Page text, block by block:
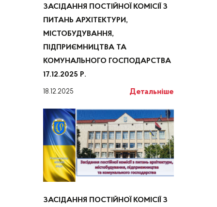
ЗАСІДАННЯ ПОСТІЙНОЇ КОМІСІЇ З
ПИТАНЬ АРХІТЕКТУРИ,
МІСТОБУДУВАННЯ,
ПІДПРИЄМНИЦТВА ТА
КОМУНАЛЬНОГО ГОСПОДАРСТВА
17.12.2025 Р.
18.12.2025 Детальніше
ЗАСІДАННЯ ПОСТІЙНОЇ КОМІСІЇ З